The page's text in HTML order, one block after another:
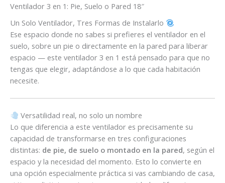
Ventilador 3 en 1: Pie, Suelo o Pared 18″
Un Solo Ventilador, Tres Formas de Instalarlo
Ese espacio donde no sabes si prefieres el ventilador en el
suelo, sobre un pie o directamente en la pared para liberar
espacio — este ventilador 3 en 1 está pensado para que no
tengas que elegir, adaptándose a lo que cada habitación
necesite.
Versatilidad real, no solo un nombre
Lo que diferencia a este ventilador es precisamente su
capacidad de transformarse en tres configuraciones
distintas: de pie, de suelo o montado en la pared, según el
espacio y la necesidad del momento. Esto lo convierte en
una opción especialmente práctica si vas cambiando de casa,